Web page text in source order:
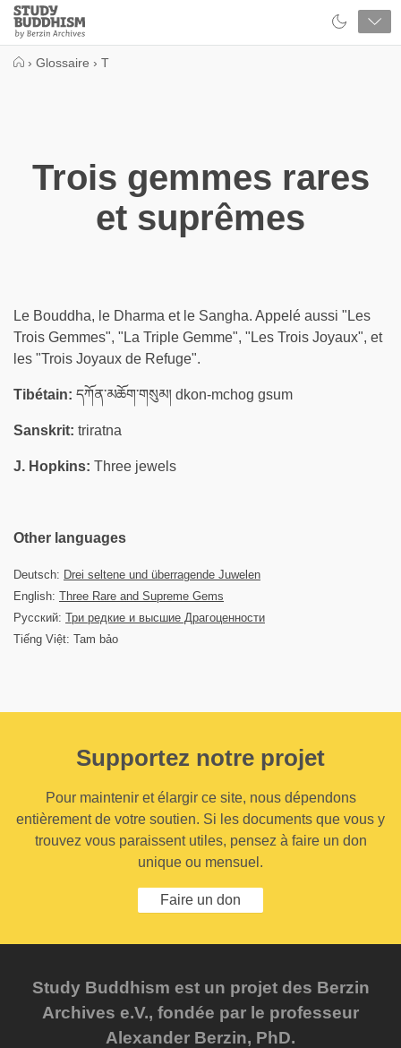
Close
Study
Buddhism
› Glossaire › T
Trois gemmes rares
et suprêmes
Le Bouddha, le Dharma et le Sangha. Appelé aussi "Les
Trois Gemmes", "La Triple Gemme", "Les Trois Joyaux", et
les "Trois Joyaux de Refuge".
Tibétain: དཀོན་མཆོག་གསུམ། dkon-mchog gsum
Sanskrit: triratna
J. Hopkins: Three jewels
Other languages
Deutsch: Drei seltene und überragende Juwelen
English: Three Rare and Supreme Gems
Русский: Три редкие и высшие Драгоценности
Tiếng Việt: Tam bảo
Supportez notre projet
Pour maintenir et élargir ce site, nous dépendons
entièrement de votre soutien. Si les documents que vous y
trouvez vous paraissent utiles, pensez à faire un don
unique ou mensuel.
Faire un don
Study Buddhism est un projet des Berzin
Archives e.V., fondée par le professeur
Alexander Berzin, PhD.